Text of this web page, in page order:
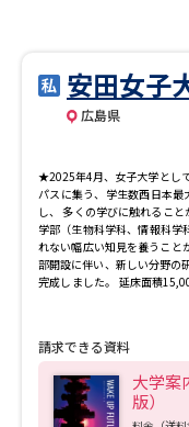
専門学校の資料請求
大学入学共通テスト「受
配慮案内」の請求
幼稚園教員資格認定試験
安田女子
広島県
★2025年4月、女子大学とし
パスに集う、学生数西日本
し、 多くの学びに触れるこ
学部（生物科学科、情報科学
れない幅広い知見を養うこと
部開設に伴い、新しい分野の
完成しました。 延床面積
に対応した設備を備えてい
ど、 カラフルで遊び心にあふ
くりとして最新のICT環境の
員から選任された就職指導
人ひとりの適性に応じた 進
職率は、景気の変動にかか
請求できる資料
大学案
版）